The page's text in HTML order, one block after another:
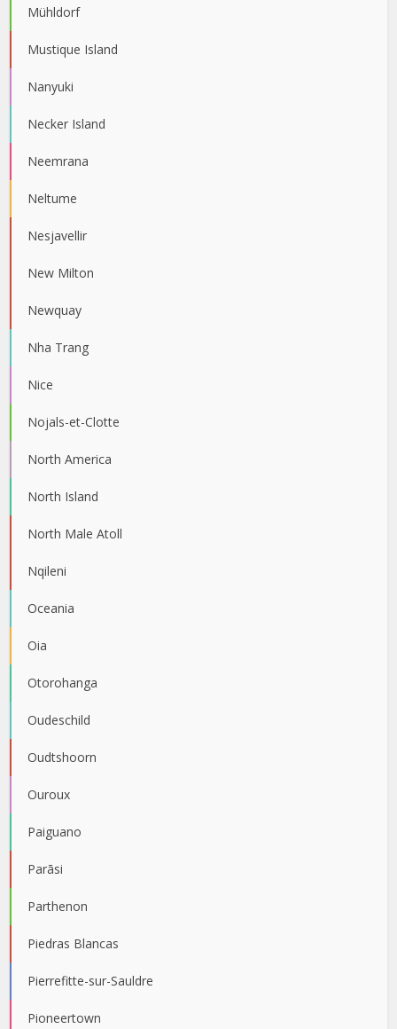
Mühldorf
Mustique Island
Nanyuki
Necker Island
Neemrana
Neltume
Nesjavellir
New Milton
Newquay
Nha Trang
Nice
Nojals-et-Clotte
North America
North Island
North Male Atoll
Nqileni
Oceania
Oia
Otorohanga
Oudeschild
Oudtshoorn
Ouroux
Paiguano
Parāsi
Parthenon
Piedras Blancas
Pierrefitte-sur-Sauldre
Pioneertown